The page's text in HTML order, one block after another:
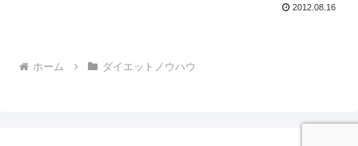
2012.08.16
ホーム ダイエットノウハウ